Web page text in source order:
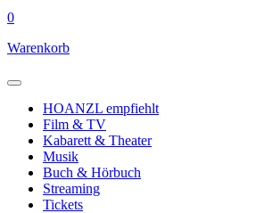
0
Warenkorb
HOANZL empfiehlt
Film & TV
Kabarett & Theater
Musik
Buch & Hörbuch
Streaming
Tickets